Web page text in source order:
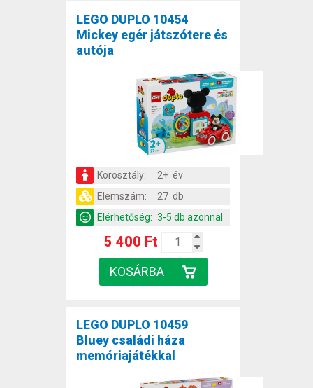
LEGO DUPLO 10454
Mickey egér játszótere és
autója
Korosztály:
2+ év
Elemszám:
27 db
Elérhetőség: 3-5 db azonnal
5 400 Ft
LEGO DUPLO 10459
Bluey családi háza
memóriajátékkal